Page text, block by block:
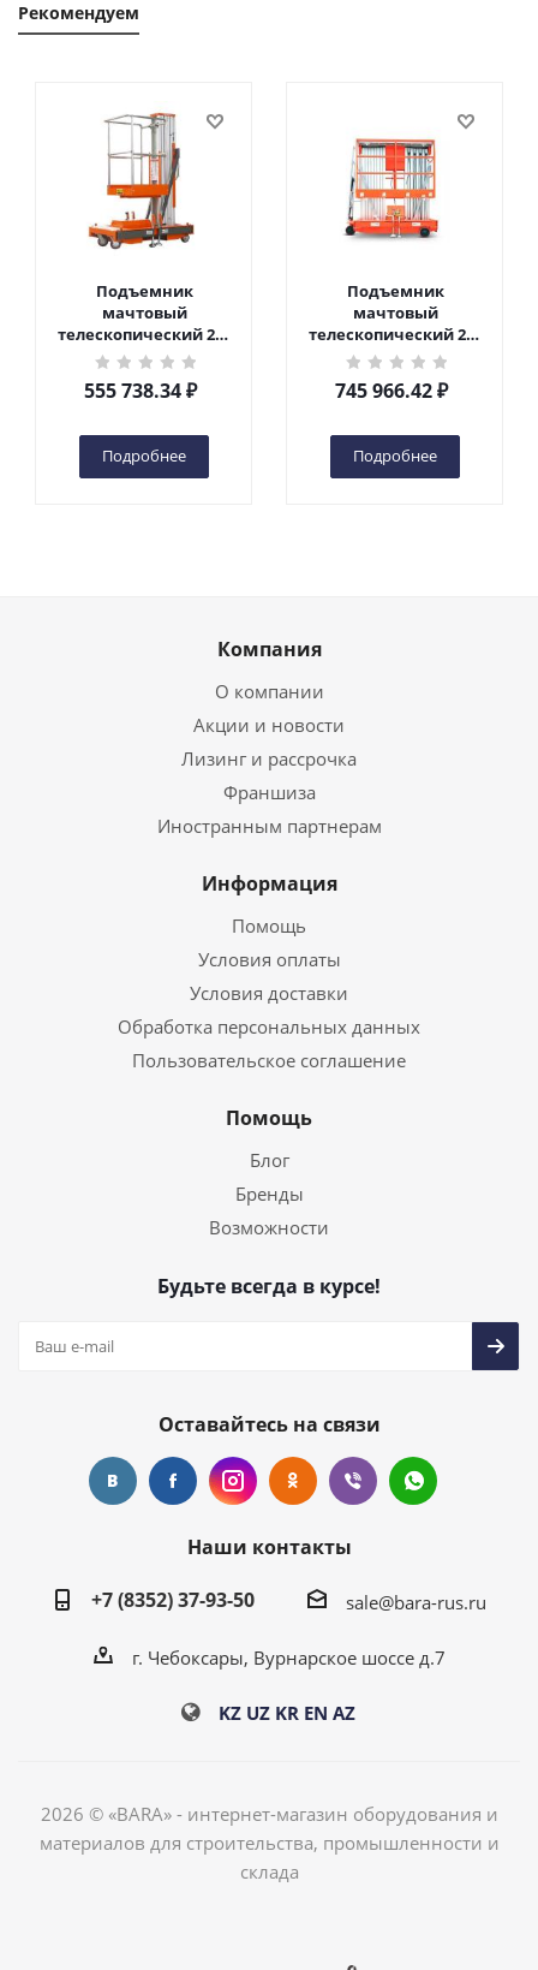
Рекомендуем
Подъемник
мачтовый
телескопический 200
кг 6 м TOR GTWY6-200S
DC 2-мачтовый
(автономный) (G) в
555 738.34₽
Подробнее
Подъемник
мачтовый
телескопический 200
кг 10 м TOR GTWY10-
200S DC 2-мачтовый
(автономный) (N) в
745 966.42₽
Подробнее
Компания
О компании
Акции и новости
Лизинг и рассрочка
Франшиза
Иностранным партнерам
Информация
Помощь
Условия оплаты
Условия доставки
Обработка персональных данных
Пользовательское соглашение
Помощь
Блог
Бренды
Возможности
Будьте всегда в курсе!
Оставайтесь на связи
Наши контакты
+7 (8352) 37-93-50
sale@bara-rus.ru
г. Чебоксары, Вурнарское шоссе д.7
KZ UZ KR EN AZ
2026 © «BARA» - интернет-магазин оборудования и
материалов для строительства, промышленности и
склада